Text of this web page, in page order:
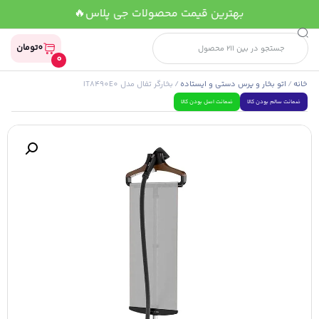
بهترین قیمت محصولات جی پلاس🔥
0تومان
0
خانه / اتو بخار و پرس دستی و ایستاده / بخارگر تفال مدل IT8490E0
ضمانت سالم بودن کالا ضمانت اصل بودن کالا